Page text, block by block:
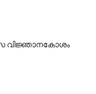
വിജ്ഞാനകോശം